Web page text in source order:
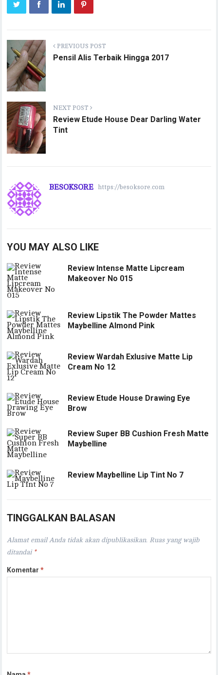
PREVIOUS POST
Pensil Alis Terbaik Hingga 2017
NEXT POST
Review Etude House Dear Darling Water
Tint
BESOKSORE https://besoksore.com
YOU MAY ALSO LIKE
Review Intense Matte Lipcream
Makeover No 015
Review Lipstik The Powder Mattes
Maybelline Almond Pink
Review Wardah Exlusive Matte Lip
Cream No 12
Review Etude House Drawing Eye
Brow
Review Super BB Cushion Fresh Matte
Maybelline
Review Maybelline Lip Tint No 7
TINGGALKAN BALASAN
Alamat email Anda tidak akan dipublikasikan. Ruas yang wajib
ditandai *
Komentar*